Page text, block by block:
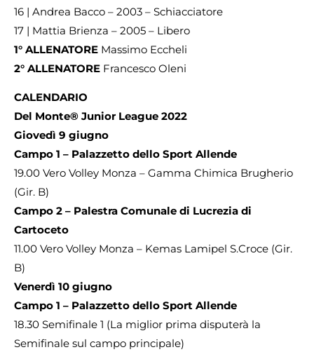
16 | Andrea Bacco – 2003 – Schiacciatore
17 | Mattia Brienza – 2005 – Libero
1° ALLENATORE Massimo Eccheli
2° ALLENATORE Francesco Oleni
CALENDARIO
Del Monte® Junior League 2022
Giovedì 9 giugno
Campo 1 – Palazzetto dello Sport Allende
19.00 Vero Volley Monza – Gamma Chimica Brugherio
(Gir. B)
Campo 2 – Palestra Comunale di Lucrezia di
Cartoceto
11.00 Vero Volley Monza – Kemas Lamipel S.Croce (Gir.
B)
Venerdì 10 giugno
Campo 1 – Palazzetto dello Sport Allende
18.30 Semifinale 1 (La miglior prima disputerà la
Semifinale sul campo principale)